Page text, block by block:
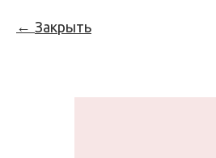
Закрыть